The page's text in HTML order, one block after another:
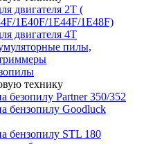
двигателя 2Т (
1Е40F/1E44F/1Е48F)
двигателя 4Т
пилы,
технику
безопилу Partner 350/352
бензопилу Goodluck
бензопилу STL 180